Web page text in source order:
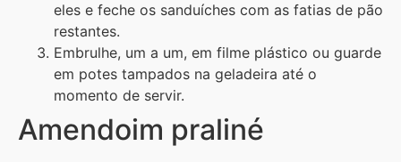
eles e feche os sanduíches com as fatias de pão
restantes.
Embrulhe, um a um, em filme plástico ou guarde
em potes tampados na geladeira até o
momento de servir.
Amendoim praliné